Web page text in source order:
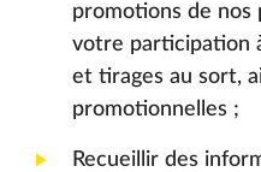
promotions de nos
votre participation
et tirages au sort,
promotionnelles ;
Recueillir des